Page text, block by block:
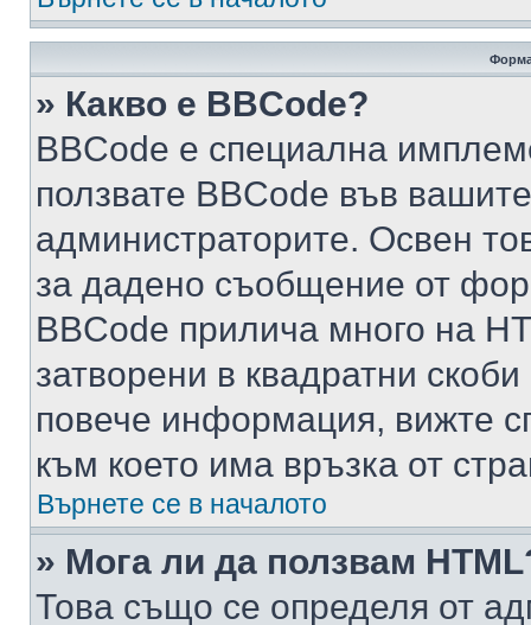
» Какво е BBCode?
BBCode е специална
ползвате BBCode във
администраторите. Освен
за дадено съобщение от
BBCode прилича много на
затворени в квадратни
повече информация, вижте
към което има връзка от
Върнете се в началото
» Мога ли да ползвам
Това също се определя от